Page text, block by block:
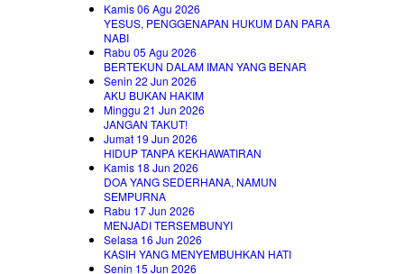
Kamis 06 Agu 2026
YESUS, PENGGENAPAN HUKUM DAN PARA
NABI
Rabu 05 Agu 2026
BERTEKUN DALAM IMAN YANG BENAR
Senin 22 Jun 2026
AKU BUKAN HAKIM
Minggu 21 Jun 2026
JANGAN TAKUT!
Jumat 19 Jun 2026
HIDUP TANPA KEKHAWATIRAN
Kamis 18 Jun 2026
DOA YANG SEDERHANA, NAMUN
SEMPURNA
Rabu 17 Jun 2026
MENJADI TERSEMBUNYI
Selasa 16 Jun 2026
KASIH YANG MENYEMBUHKAN HATI
Senin 15 Jun 2026